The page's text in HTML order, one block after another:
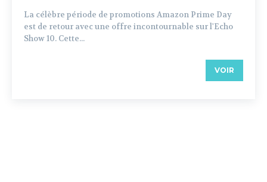
La célèbre période de promotions Amazon Prime Day
est de retour avec une offre incontournable sur l'Echo
Show 10. Cette...
VOIR